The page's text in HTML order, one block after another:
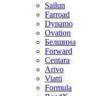
Sailun
Farroad
Dynamo
Ovation
Белшина
Forward
Centara
Arivo
Viatti
Formula